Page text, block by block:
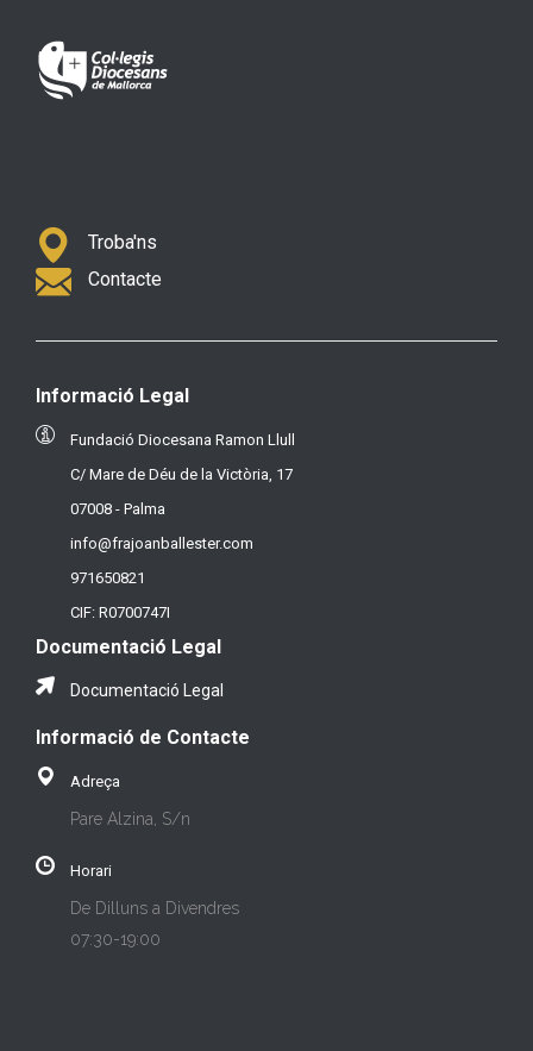
Troba'ns
Contacte
Informació Legal
Fundació Diocesana Ramon Llull
C/ Mare de Déu de la Victòria, 17
07008 - Palma
info@frajoanballester.com
971650821
CIF: R0700747I
Documentació Legal
Documentació Legal
Informació de Contacte
Adreça
Pare Alzina, S/n
Horari
De Dilluns a Divendres
07:30-19:00